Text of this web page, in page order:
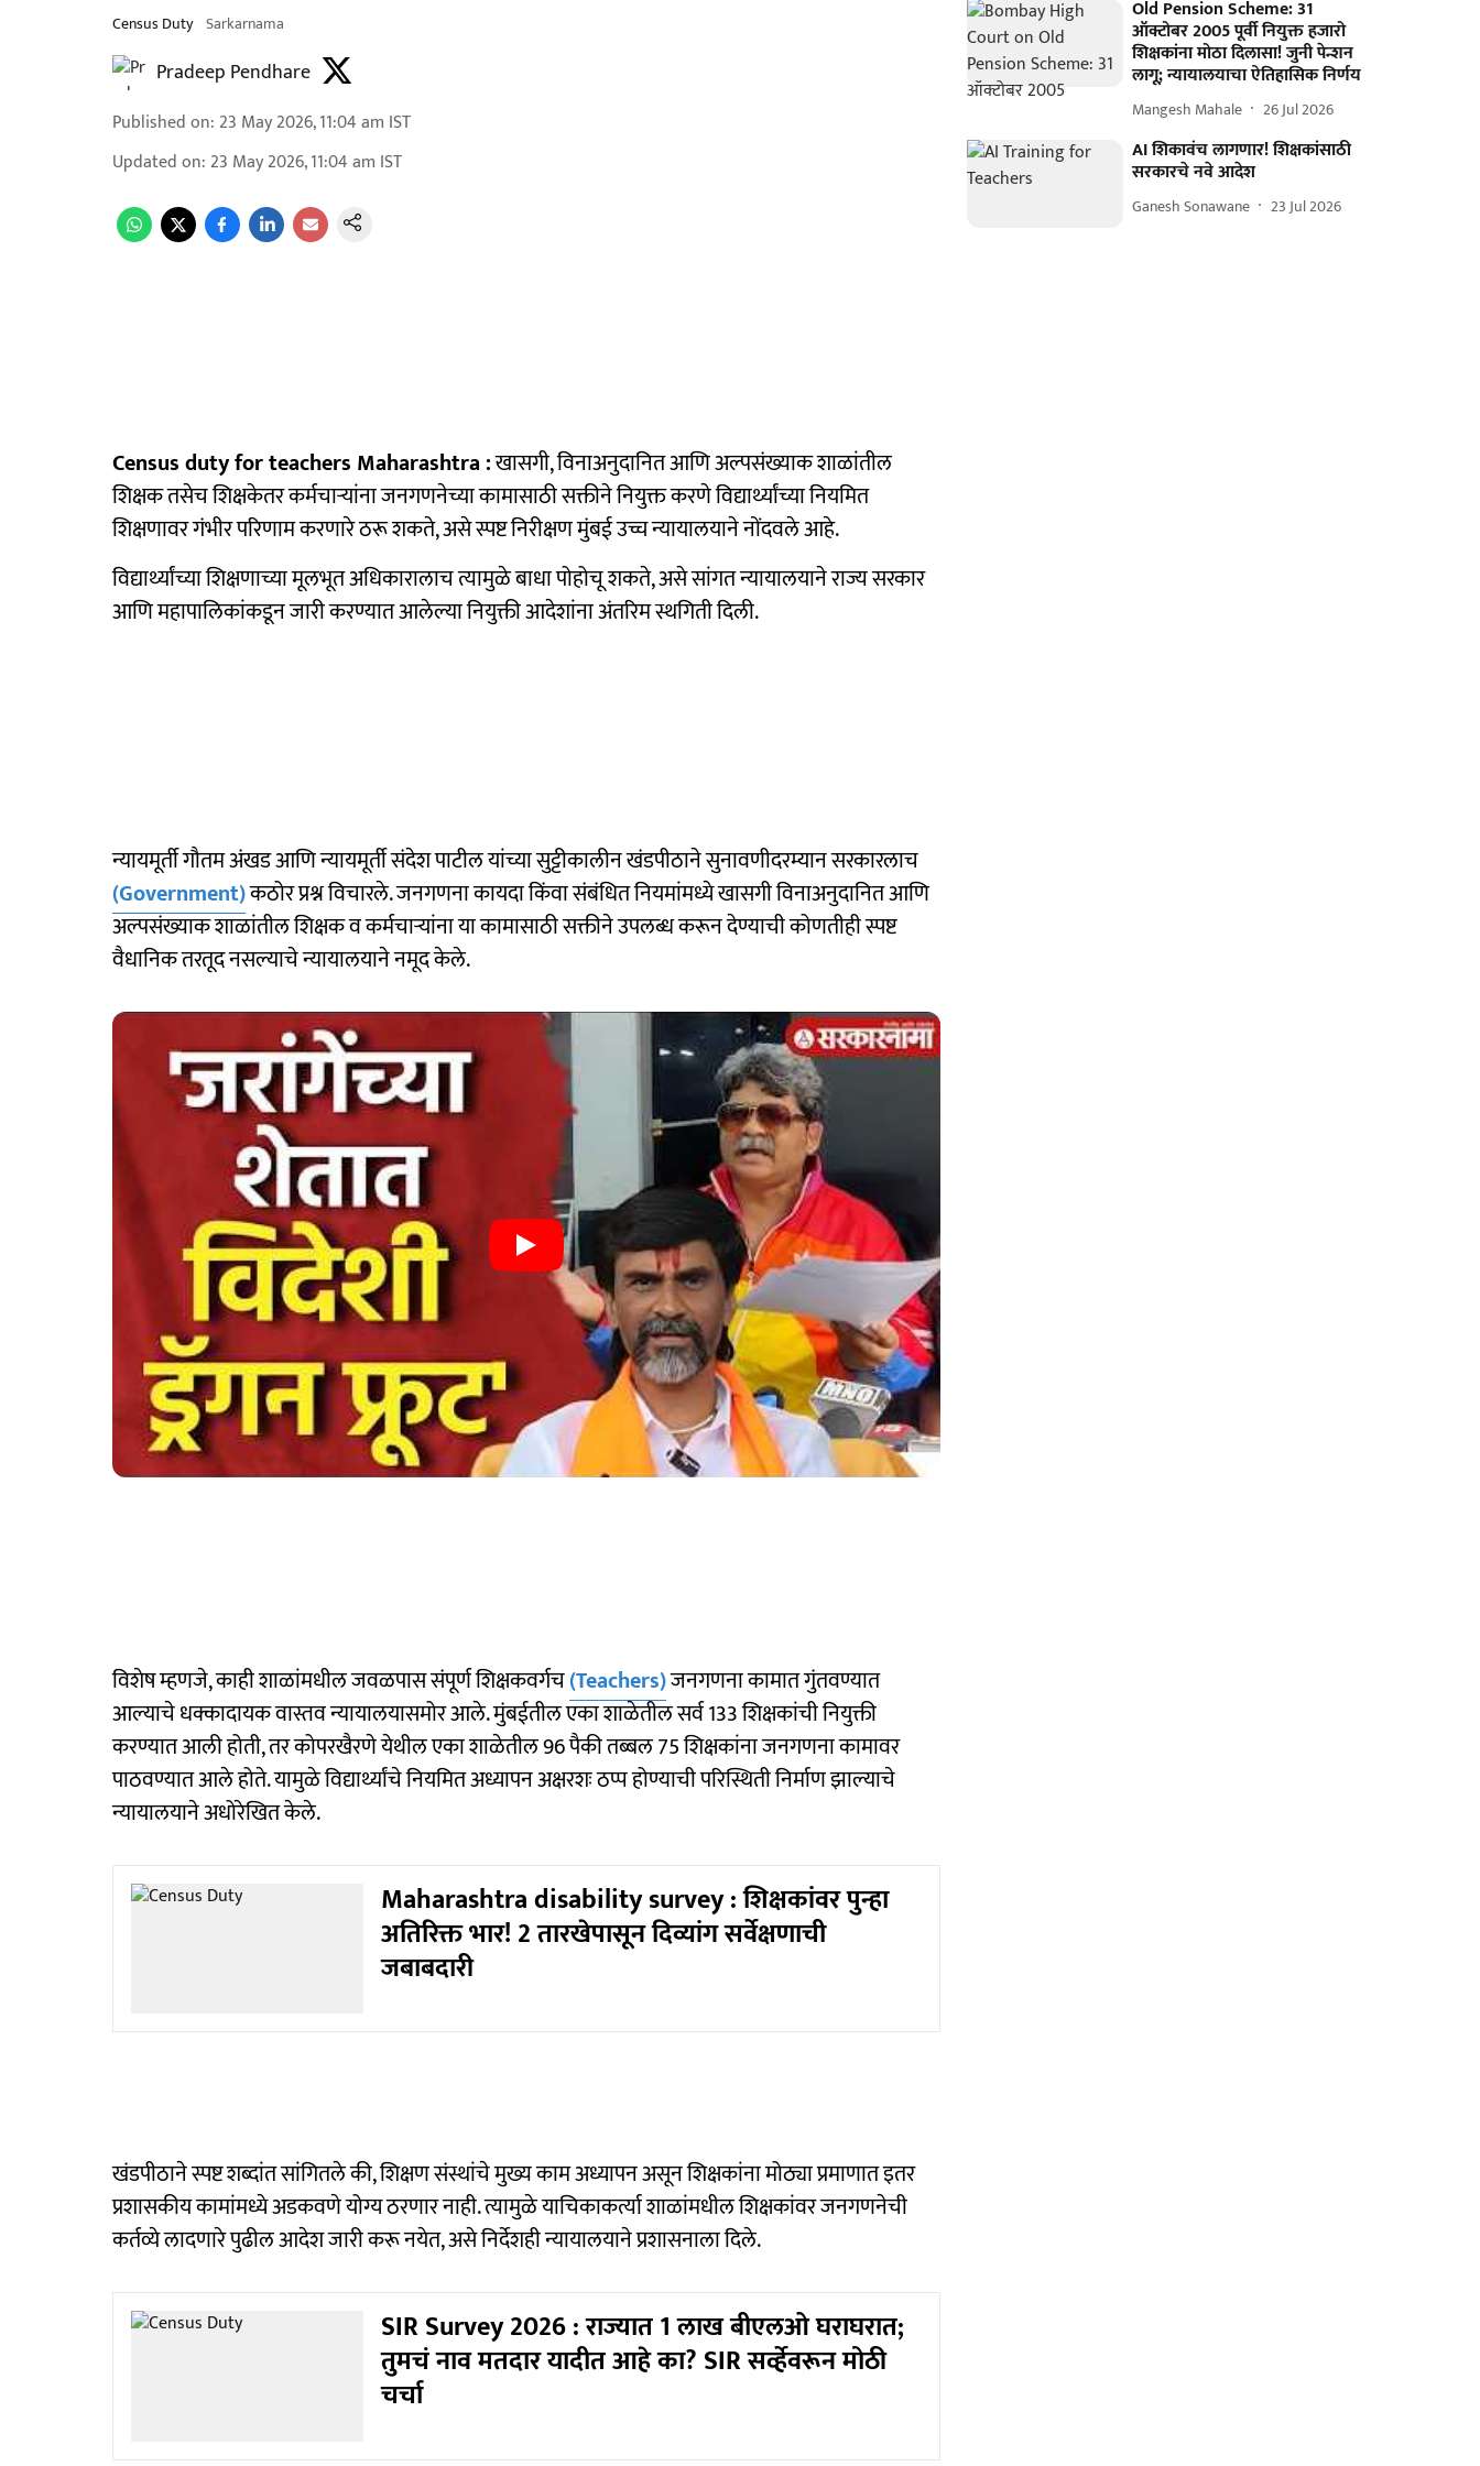
Census Duty Sarkarnama
Pradeep Pendhare
Published on: 23 May 2026, 11:04 am IST
Updated on: 23 May 2026, 11:04 am IST
Census duty for teachers Maharashtra :खासगी, विनाअनुदानित आणि अल्पसंख्याक शाळांतील
शिक्षक तसेच शिक्षकेतर कर्मचाऱ्यांना जनगणनेच्या कामासाठी सक्तीने नियुक्त करणे विद्यार्थ्यांच्या नियमित
शिक्षणावर गंभीर परिणाम करणारे ठरू शकते, असे स्पष्ट निरीक्षण मुंबई उच्च न्यायालयाने नोंदवले आहे.
विद्यार्थ्यांच्या शिक्षणाच्या मूलभूत अधिकारालाच त्यामुळे बाधा पोहोचू शकते, असे सांगत न्यायालयाने राज्य सरकार
आणि महापालिकांकडून जारी करण्यात आलेल्या नियुक्ती आदेशांना अंतरिम स्थगिती दिली.
न्यायमूर्ती गौतम अंखड आणि न्यायमूर्ती संदेश पाटील यांच्या सुट्टीकालीन खंडपीठाने सुनावणीदरम्यान सरकारलाच
(Government)कठोर प्रश्न विचारले. जनगणना कायदा किंवा संबंधित नियमांमध्ये खासगी विनाअनुदानित आणि
अल्पसंख्याक शाळांतील शिक्षक व कर्मचाऱ्यांना या कामासाठी सक्तीने उपलब्ध करून देण्याची कोणतीही स्पष्ट
वैधानिक तरतूद नसल्याचे न्यायालयाने नमूद केले.
विशेष म्हणजे, काही शाळांमधील जवळपास संपूर्ण शिक्षकवर्गच(Teachers)जनगणना कामात गुंतवण्यात
आल्याचे धक्कादायक वास्तव न्यायालयासमोर आले. मुंबईतील एका शाळेतील सर्व 133 शिक्षकांची नियुक्ती
करण्यात आली होती, तर कोपरखैरणे येथील एका शाळेतील 96 पैकी तब्बल 75 शिक्षकांना जनगणना कामावर
पाठवण्यात आले होते. यामुळे विद्यार्थ्यांचे नियमित अध्यापन अक्षरशः ठप्प होण्याची परिस्थिती निर्माण झाल्याचे
न्यायालयाने अधोरेखित केले.
Maharashtra disability survey : शिक्षकांवर पुन्हा
अतिरिक्त भार! 2 तारखेपासून दिव्यांग सर्वेक्षणाची
जबाबदारी
खंडपीठाने स्पष्ट शब्दांत सांगितले की, शिक्षण संस्थांचे मुख्य काम अध्यापन असून शिक्षकांना मोठ्या प्रमाणात इतर
प्रशासकीय कामांमध्ये अडकवणे योग्य ठरणार नाही. त्यामुळे याचिकाकर्त्या शाळांमधील शिक्षकांवर जनगणनेची
कर्तव्ये लादणारे पुढील आदेश जारी करू नयेत, असे निर्देशही न्यायालयाने प्रशासनाला दिले.
SIR Survey 2026 : राज्यात 1 लाख बीएलओ घराघरात;
तुमचं नाव मतदार यादीत आहे का? SIR सर्व्हेवरून मोठी
चर्चा
Old Pension Scheme: 31
ऑक्टोबर 2005 पूर्वी नियुक्त हजारो
शिक्षकांना मोठा दिलासा! जुनी पेन्शन
लागू; न्यायालयाचा ऐतिहासिक निर्णय
Mangesh Mahale 26 Jul 2026
AI शिकावंच लागणार! शिक्षकांसाठी
सरकारचे नवे आदेश
Ganesh Sonawane 23 Jul 2026